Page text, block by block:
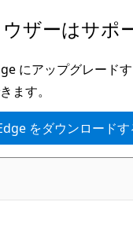
ザーはサポ
にアップグレード
ます。
をダウンロードす